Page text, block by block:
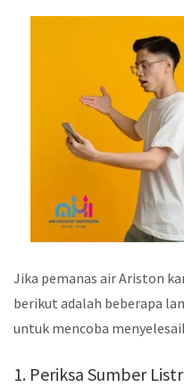
Jika pemanas air Ariston
berikut adalah beberapa
untuk mencoba
1. Periksa Sumber